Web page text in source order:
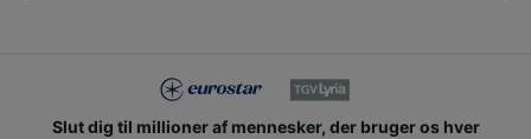
Slut dig til millioner af mennesker, der bruger os hver